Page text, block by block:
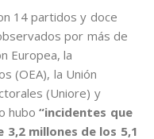
14 partidos y doce
por más de
Europea, la
(OEA), la Unión
(Uniore) y
hubo “incidentes que
millones de los 5,1